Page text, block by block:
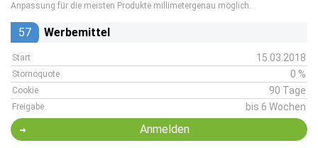
Anpassung für die meisten Produkte millimetergenau möglich.
57 Werbemittel
Start 15.03.2018
Stornoquote 0 %
Cookie 90 Tage
Freigabe bis 6 Wochen
Anmelden